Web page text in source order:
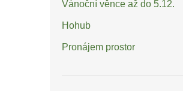
Vánoční věnce až do 5.12.
Hohub
Pronájem prostor